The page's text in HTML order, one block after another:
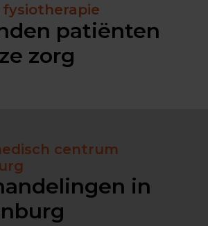
patiënten
zorg
centrum
in